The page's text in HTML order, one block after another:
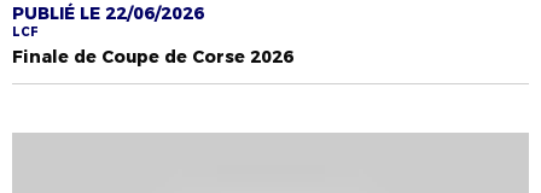
PUBLIÉ LE 22/06/2026
LCF
Finale de Coupe de Corse 2026